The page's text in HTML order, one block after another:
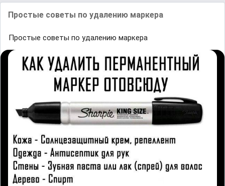
Простые советы по удалению маркера
Простые советы по удалению маркера